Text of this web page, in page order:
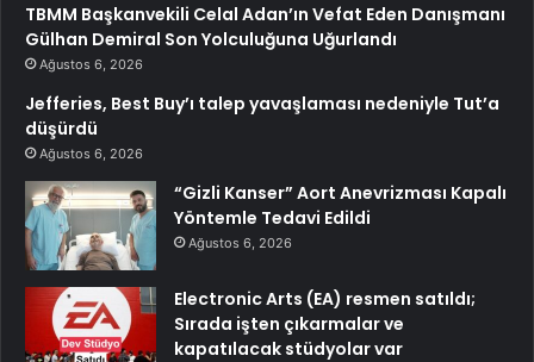
TBMM Başkanvekili Celal Adan’ın Vefat Eden Danışmanı
Gülhan Demiral Son Yolculuğuna Uğurlandı
Ağustos 6, 2026
Jefferies, Best Buy’ı talep yavaşlaması nedeniyle Tut’a
düşürdü
Ağustos 6, 2026
“Gizli Kanser” Aort Anevrizması Kapalı
Yöntemle Tedavi Edildi
Ağustos 6, 2026
Electronic Arts (EA) resmen satıldı;
Sırada işten çıkarmalar ve
kapatılacak stüdyolar var